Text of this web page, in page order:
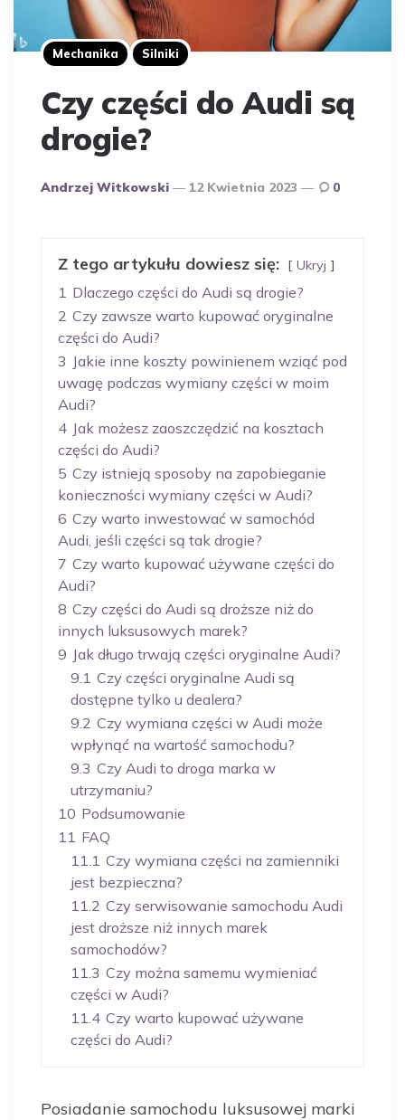
Mechanika Silniki
Czy części do Audi są
drogie?
Opublikowany
Andrzej Witkowski 12 Kwietnia 2023 0
Z tego artykułu dowiesz się: Ukryj
1 Dlaczego części do Audi są drogie?
2 Czy zawsze warto kupować oryginalne
części do Audi?
3 Jakie inne koszty powinienem wziąć pod
uwagę podczas wymiany części w moim
Audi?
4 Jak możesz zaoszczędzić na kosztach
części do Audi?
5 Czy istnieją sposoby na zapobieganie
konieczności wymiany części w Audi?
6 Czy warto inwestować w samochód
Audi, jeśli części są tak drogie?
7 Czy warto kupować używane części do
Audi?
8 Czy części do Audi są droższe niż do
innych luksusowych marek?
9 Jak długo trwają części oryginalne Audi?
9.1 Czy części oryginalne Audi są
dostępne tylko u dealera?
9.2 Czy wymiana części w Audi może
wpłynąć na wartość samochodu?
9.3 Czy Audi to droga marka w
utrzymaniu?
10 Podsumowanie
11 FAQ
11.1 Czy wymiana części na zamienniki
jest bezpieczna?
11.2 Czy serwisowanie samochodu Audi
jest droższe niż innych marek
samochodów?
11.3 Czy można samemu wymieniać
części w Audi?
11.4 Czy warto kupować używane
części do Audi?
Posiadanie samochodu luksusowej marki